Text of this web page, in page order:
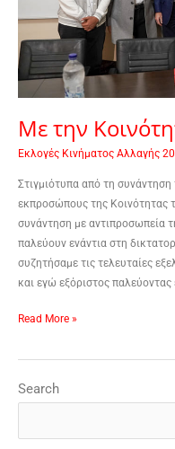
Με την
Εκλογές Κινήματος Αλλαγής
Στιγμιότυπα από τη
εκπροσώπους της Κοινότητας
συνάντηση με αντιπροσωπεία
παλεύουν ενάντια στη
συζητήσαμε τις τελευταίες
και εγώ εξόριστος παλεύοντας
Read More »
Search